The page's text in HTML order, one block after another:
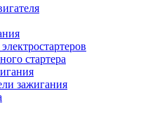
стартера
зажигания